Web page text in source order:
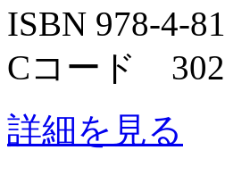
ISBN 978-4-
Cコード
詳細を見る